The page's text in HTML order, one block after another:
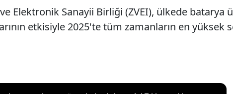
Elektronik Sanayii Birliği (ZVEI), ülkede
etkisiyle 2025'te tüm zamanların en yüksek